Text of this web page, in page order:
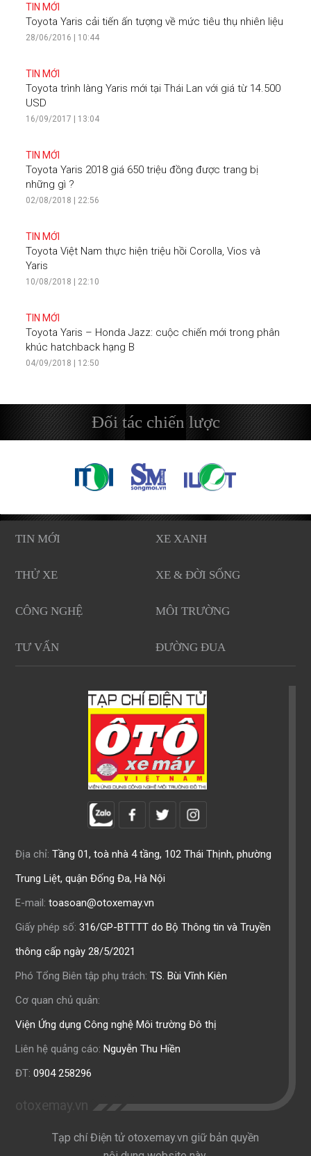
TIN MỚI
Toyota Yaris cải tiến ấn tượng về mức tiêu thụ nhiên liệu
28/06/2016 | 10:44
TIN MỚI
Toyota trình làng Yaris mới tại Thái Lan với giá từ 14.500
USD
16/09/2017 | 13:04
TIN MỚI
Toyota Yaris 2018 giá 650 triệu đồng được trang bị
những gì ?
02/08/2018 | 22:56
TIN MỚI
Toyota Việt Nam thực hiện triệu hồi Corolla, Vios và
Yaris
10/08/2018 | 22:10
TIN MỚI
Toyota Yaris – Honda Jazz: cuộc chiến mới trong phân
khúc hatchback hạng B
04/09/2018 | 12:50
Đối tác chiến lược
TIN MỚI XE XANH
THỬ XE XE & ĐỜI SỐNG
CÔNG NGHỆ MÔI TRƯỜNG
TƯ VẤN ĐƯỜNG ĐUA
Địa chỉ: Tầng 01, toà nhà 4 tầng, 102 Thái Thịnh, phường
Trung Liệt, quận Đống Đa, Hà Nội
E-mail: toasoan@otoxemay.vn
Giấy phép số: 316/GP-BTTTT do Bộ Thông tin và Truyền
thông cấp ngày 28/5/2021
Phó Tổng Biên tập phụ trách: TS. Bùi Vĩnh Kiên
Cơ quan chủ quản:
Viện Ứng dụng Công nghệ Môi trường Đô thị
Liên hệ quảng cáo: Nguyễn Thu Hiền
ĐT: 0904 258296
otoxemay.vn
Tạp chí Điện tử otoxemay.vn giữ bản quyền